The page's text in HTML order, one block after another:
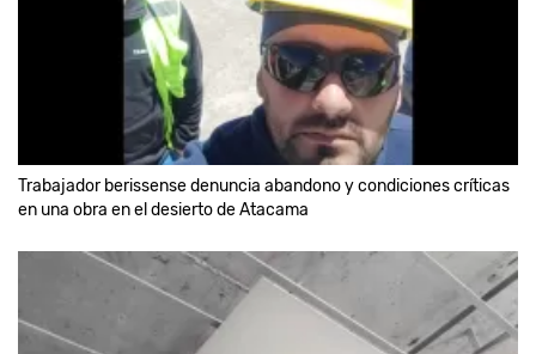
Trabajador berissense denuncia abandono y condiciones críticas
en una obra en el desierto de Atacama